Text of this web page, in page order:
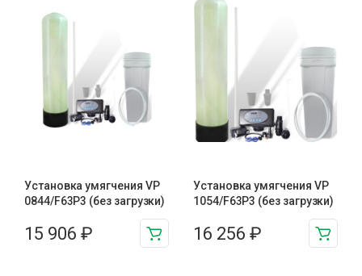
Установка умягчения VP
0844/F63P3 (без загрузки)
15 906 ₽
Установка умягчения VP
1054/F63P3 (без загрузки)
16 256 ₽